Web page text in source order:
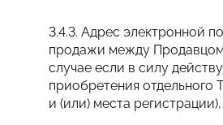
3.4.3. Адрес электронной
продажи между Продавцом
случае если в силу
приобретения отдельного
и (или) места